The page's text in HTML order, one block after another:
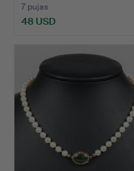
7 pujas
48 USD